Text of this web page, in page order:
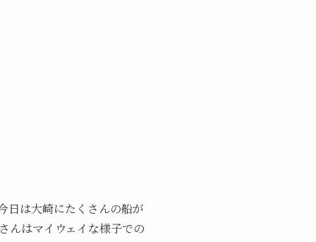
日は大崎にたくさんの船が
んはマイウェイな様子での